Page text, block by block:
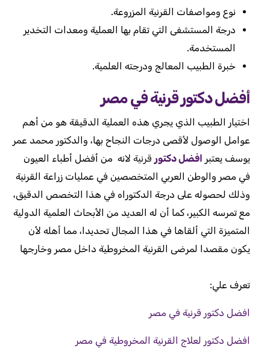
نوع ومواصفات القرنية المزروعة.
درجة المستشفى التي تقام بها العملية ومعدات التخدير
المستخدمة.
خبرة الطبيب المعالج ودرجته العلمية.
أفضل دكتور قرنية في مصر
اختيار الطبيب الذي يجري هذه العملية الدقيقة هو من أهم
عوامل الوصول لأقصى درجات النجاح بها، والدكتور محمد عمر
يوسف يعتبر افضل دكتور قرنية لانه من أفضل أطباء العيون
في مصر والوطن العربي المتخصصين في عمليات زراعة القرنية
وذلك لحصوله على درجة الدكتوراه في هذا التخصص الدقيق،
مع تمرسه الكبير، كما أن له العديد من الأبحاث العلمية الدولية
المتميزة التي ألقاها في هذا المجال تحديدا، مما أهله لأن
يكون مقصدا لمرضى القرنية المخروطية داخل مصر وخارجها
تعرف علي:
افضل دكتور قرنية في مصر
افضل دكتور لعلاج القرنية المخروطية في مصر